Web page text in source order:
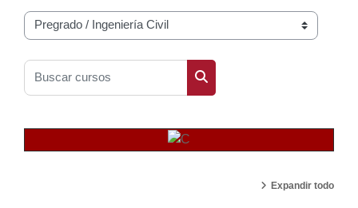
Categorías
Buscar cursos
Buscar cursos
Expandir todo